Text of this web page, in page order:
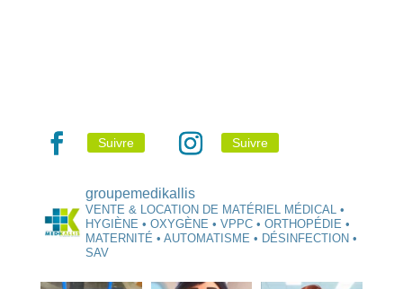
Suivre Suivre
groupemedikallis
VENTE & LOCATION DE MATÉRIEL MÉDICAL •
HYGIÈNE • OXYGÈNE • VPPC • ORTHOPÉDIE •
MATERNITÉ • AUTOMATISME • DÉSINFECTION •
SAV